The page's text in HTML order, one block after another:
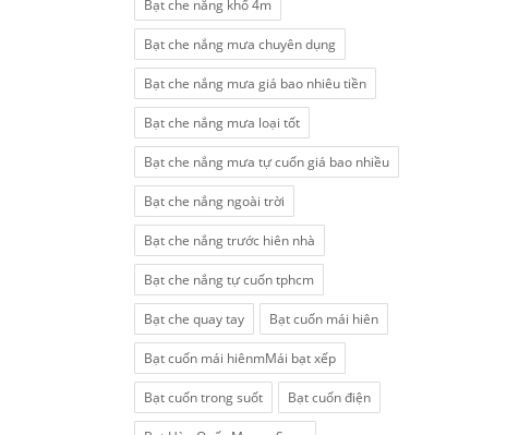
Bạt che nắng khổ 4m
Bạt che nắng mưa chuyên dụng
Bạt che nắng mưa giá bao nhiêu tiền
Bạt che nắng mưa loại tốt
Bạt che nắng mưa tự cuốn giá bao nhiều
Bạt che nắng ngoài trời
Bạt che nắng trước hiên nhà
Bạt che nắng tự cuốn tphcm
Bạt che quay tay Bạt cuốn mái hiên
Bạt cuốn mái hiênmMái bạt xếp
Bạt cuốn trong suốt Bạt cuốn điện